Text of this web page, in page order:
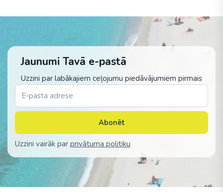
Jaunumi Tavā e-pastā
Uzzini par labākajiem ceļojumu piedāvājumiem pirmais
Abonēt
Uzzini vairāk par privātuma politiku